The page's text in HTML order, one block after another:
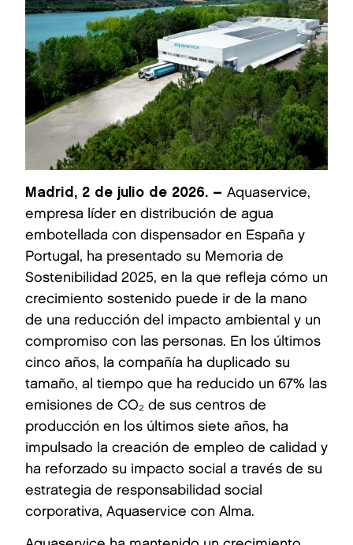
Madrid, 2 de julio de 2026. – Aquaservice,
empresa líder en distribución de agua
embotellada con dispensador en España y
Portugal, ha presentado su Memoria de
Sostenibilidad 2025, en la que refleja cómo un
crecimiento sostenido puede ir de la mano
de una reducción del impacto ambiental y un
compromiso con las personas. En los últimos
cinco años, la compañía ha duplicado su
tamaño, al tiempo que ha reducido un 67% las
emisiones de CO₂ de sus centros de
producción en los últimos siete años, ha
impulsado la creación de empleo de calidad y
ha reforzado su impacto social a través de su
estrategia de responsabilidad social
corporativa, Aquaservice con Alma.